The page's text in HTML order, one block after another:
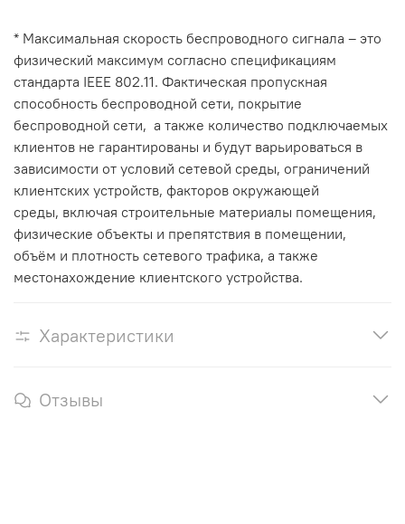
* Максимальная скорость беспроводного сигнала – это
физический максимум согласно спецификациям
стандарта IEEE 802.11. Фактическая пропускная
способность беспроводной сети, покрытие
беспроводной сети, а также количество подключаемых
клиентов не гарантированы и будут варьироваться в
зависимости от условий сетевой среды, ограничений
клиентских устройств, факторов окружающей
среды, включая строительные материалы помещения,
физические объекты и препятствия в помещении,
объём и плотность сетевого трафика, а также
местонахождение клиентского устройства.
Характеристики
Отзывы